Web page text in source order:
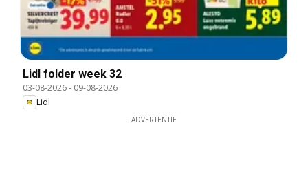
Lidl folder week 32
03-08-2026- 09-08-2026
Lidl
ADVERTENTIE